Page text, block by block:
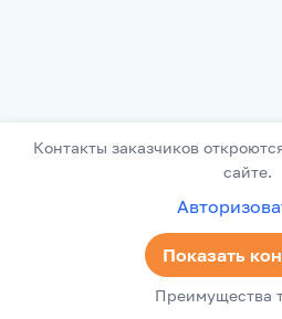
Контакты заказчиков
сайте.
Показать
Преимущества